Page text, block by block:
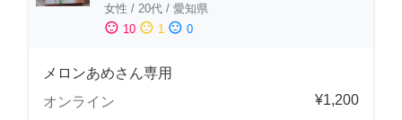
女性 / 20代 / 愛知県
sentiment_satisfied 10 sentiment_neutral 1 sentiment_dissatisfied 0
メロンあめさん専用
オンライン
¥1,200